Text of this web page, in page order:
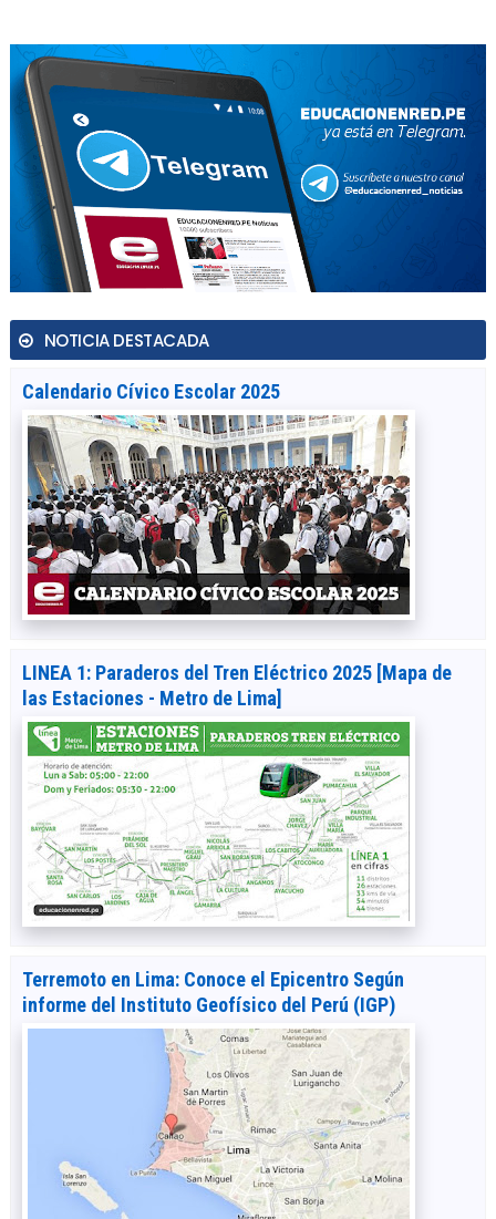
NOTICIA DESTACADA
Calendario Cívico Escolar 2025
LINEA 1: Paraderos del Tren Eléctrico 2025 [Mapa de
las Estaciones - Metro de Lima]
Terremoto en Lima: Conoce el Epicentro Según
informe del Instituto Geofísico del Perú (IGP)